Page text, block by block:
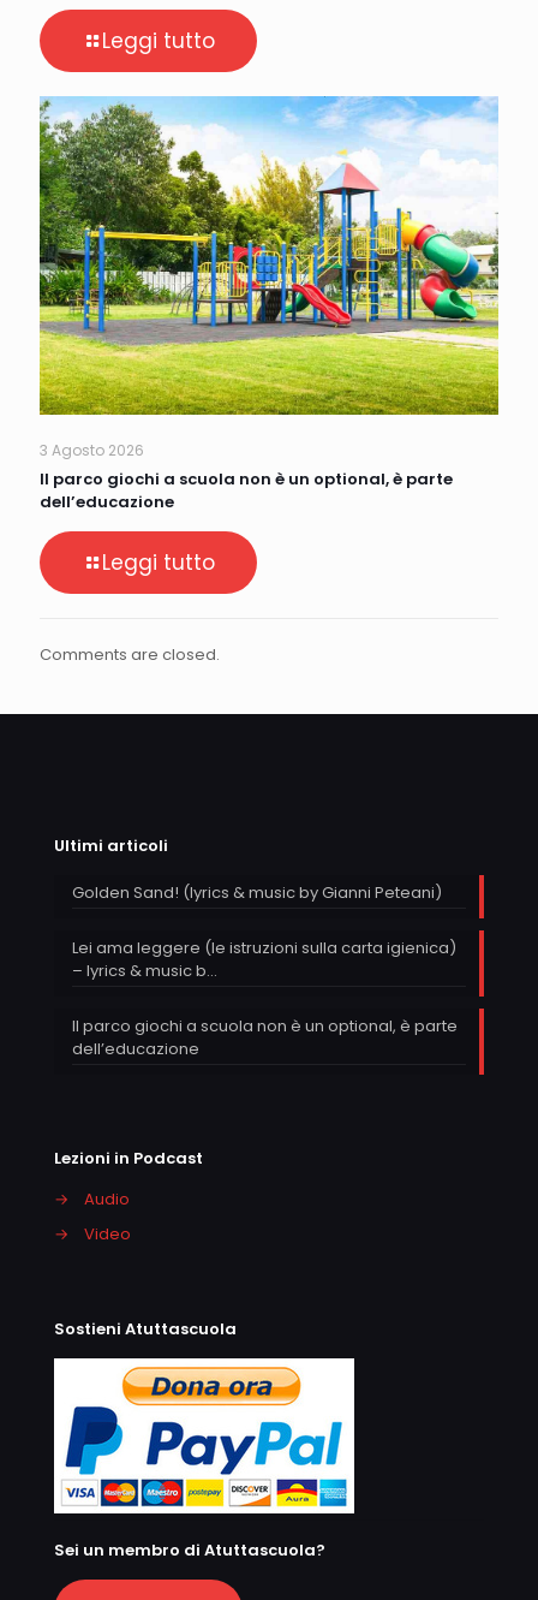
Leggi tutto
3 Agosto 2026
Il parco giochi a scuola non è un optional, è parte
dell’educazione
Leggi tutto
Comments are closed.
Ultimi articoli
Golden Sand! (lyrics & music by Gianni Peteani)
Lei ama leggere (le istruzioni sulla carta igienica)
– lyrics & music b…
Il parco giochi a scuola non è un optional, è parte
dell’educazione
Lezioni in Podcast
→
Audio
→
Video
Sostieni Atuttascuola
Sei un membro di Atuttascuola?